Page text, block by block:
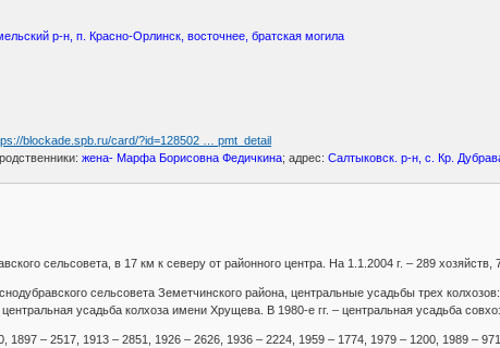
р-н, п. Красно-Орлинск, восточнее, братская могила
blockade.spb.ru/card/?id=128502 … pmt_detail
, родственники: жена- Марфа Борисовна Федичкина; адрес:Салтыковск. р-н, с. Кр.
сельсовета, в 17 км к северу от районного центра. На 1.1.2004 г. – 289 хозяйств,
сельсовета Земетчинского района, центральные усадьбы трех
усадьба колхоза имени Хрущева. В 1980-е гг. – центральная усадьба
1897 – 2517, 1913 – 2851, 1926 – 2626, 1936 – 2224, 1959 – 1774, 1979 – 1200, 1989 –